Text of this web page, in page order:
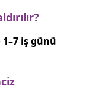
1–7 iş günü